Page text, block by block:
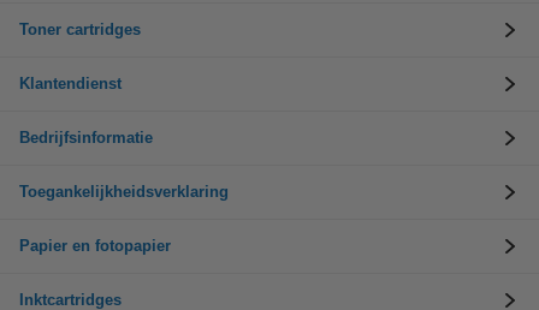
Toner cartridges
Klantendienst
Bedrijfsinformatie
Toegankelijkheidsverklaring
Papier en fotopapier
Inktcartridges